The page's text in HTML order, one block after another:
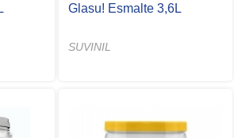
Glasu! Esmalte 3,6L
SUVINIL